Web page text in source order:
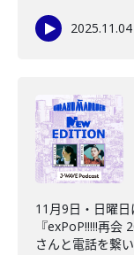
2025.11.04
11月9日・日曜
『exPoP!!!!!再
さんと電話を繋